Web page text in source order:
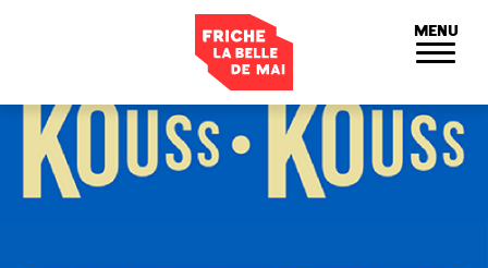
MENU
Panneau de gestion des cookies